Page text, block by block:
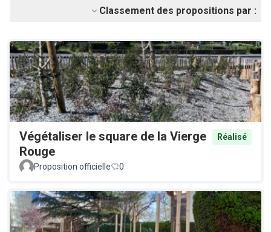
Classement des propositions par :
Végétaliser le square de la Vierge
Rouge
Réalisé
Proposition officielle 0